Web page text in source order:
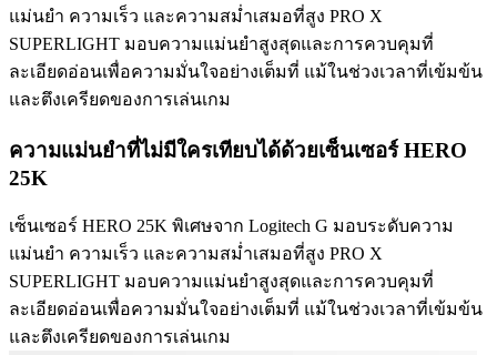
แม่นยำ ความเร็ว และความสม่ำเสมอที่สูง PRO X
SUPERLIGHT มอบความแม่นยำสูงสุดและการควบคุมที่
ละเอียดอ่อนเพื่อความมั่นใจอย่างเต็มที่ แม้ในช่วงเวลาที่เข้มข้น
และตึงเครียดของการเล่นเกม
ความแม่นยำที่ไม่มีใครเทียบได้ด้วยเซ็นเซอร์ HERO
25K
เซ็นเซอร์ HERO 25K พิเศษจาก Logitech G มอบระดับความ
แม่นยำ ความเร็ว และความสม่ำเสมอที่สูง PRO X
SUPERLIGHT มอบความแม่นยำสูงสุดและการควบคุมที่
ละเอียดอ่อนเพื่อความมั่นใจอย่างเต็มที่ แม้ในช่วงเวลาที่เข้มข้น
และตึงเครียดของการเล่นเกม